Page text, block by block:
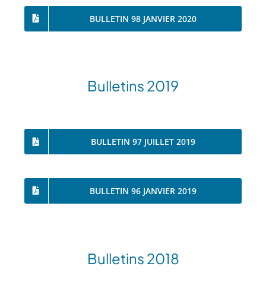
BULLETIN 98 JANVIER 2020
Bulletins 2019
BULLETIN 97 JUILLET 2019
BULLETIN 96 JANVIER 2019
Bulletins 2018